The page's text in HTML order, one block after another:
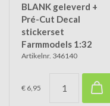
BLANK geleverd +
Pré-Cut Decal
stickerset
Farmmodels 1:32
Artikelnr. 346140
€ 6,95